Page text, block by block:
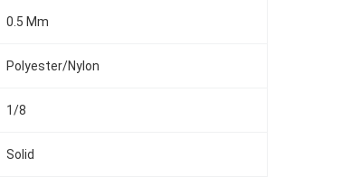
0.5 Mm
Polyester/Nylon
1/8
Solid